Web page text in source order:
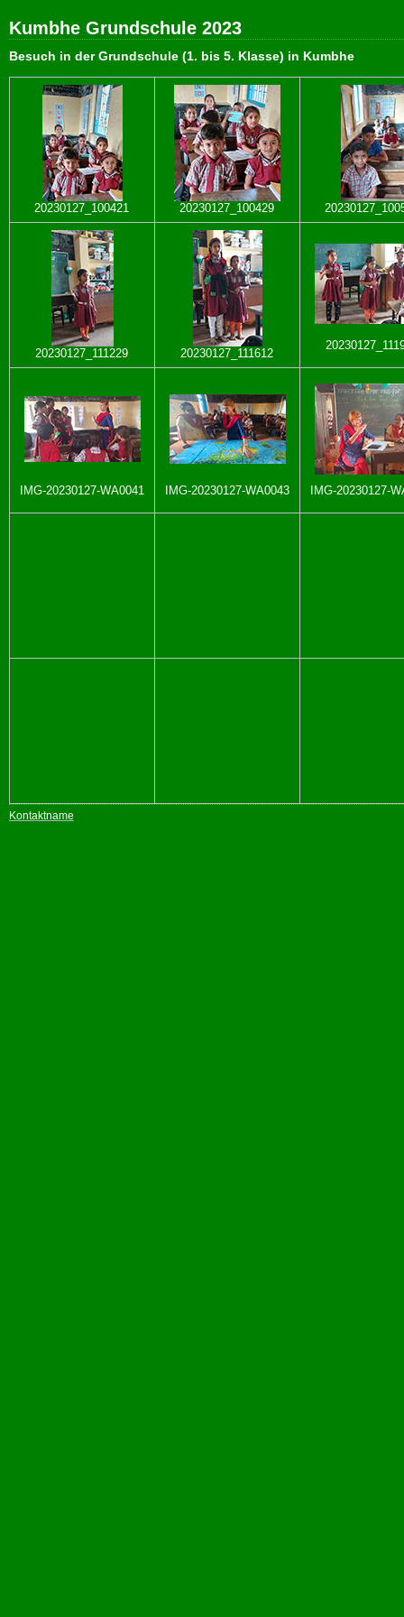
Kumbhe Grundschule 2023
Besuch in der Grundschule (1. bis 5. Klasse) in Kumbhe
20230127_100421 20230127_100429
20230127_111229 20230127_111612
IMG-20230127-WA0041 IMG-20230127-WA0043 IMG-20230127-
Kontaktname